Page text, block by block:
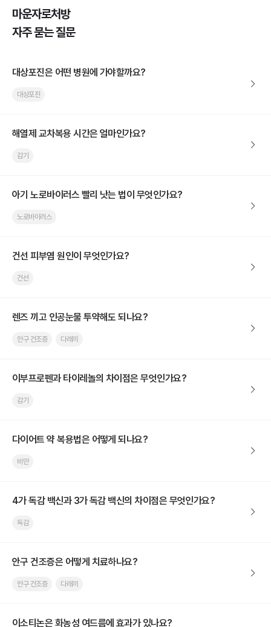
마운자로처방
자주 묻는 질문
대상포진은 어떤 병원에 가야할까요?
대상포진
해열제 교차복용 시간은 얼마인가요?
감기
아기 노로바이러스 빨리 낫는 법이 무엇인가요?
노로바이러스
건선 피부염 원인이 무엇인가요?
건선
렌즈 끼고 인공눈물 투약해도 되나요?
안구 건조증 다래끼
이부프로펜과 타이레놀의 차이점은 무엇인가요?
감기
다이어트 약 복용법은 어떻게 되나요?
비만
4가 독감 백신과 3가 독감 백신의 차이점은 무엇인가요?
독감
안구 건조증은 어떻게 치료하나요?
안구 건조증 다래끼
이소티논은 화농성 여드름에 효과가 있나요?